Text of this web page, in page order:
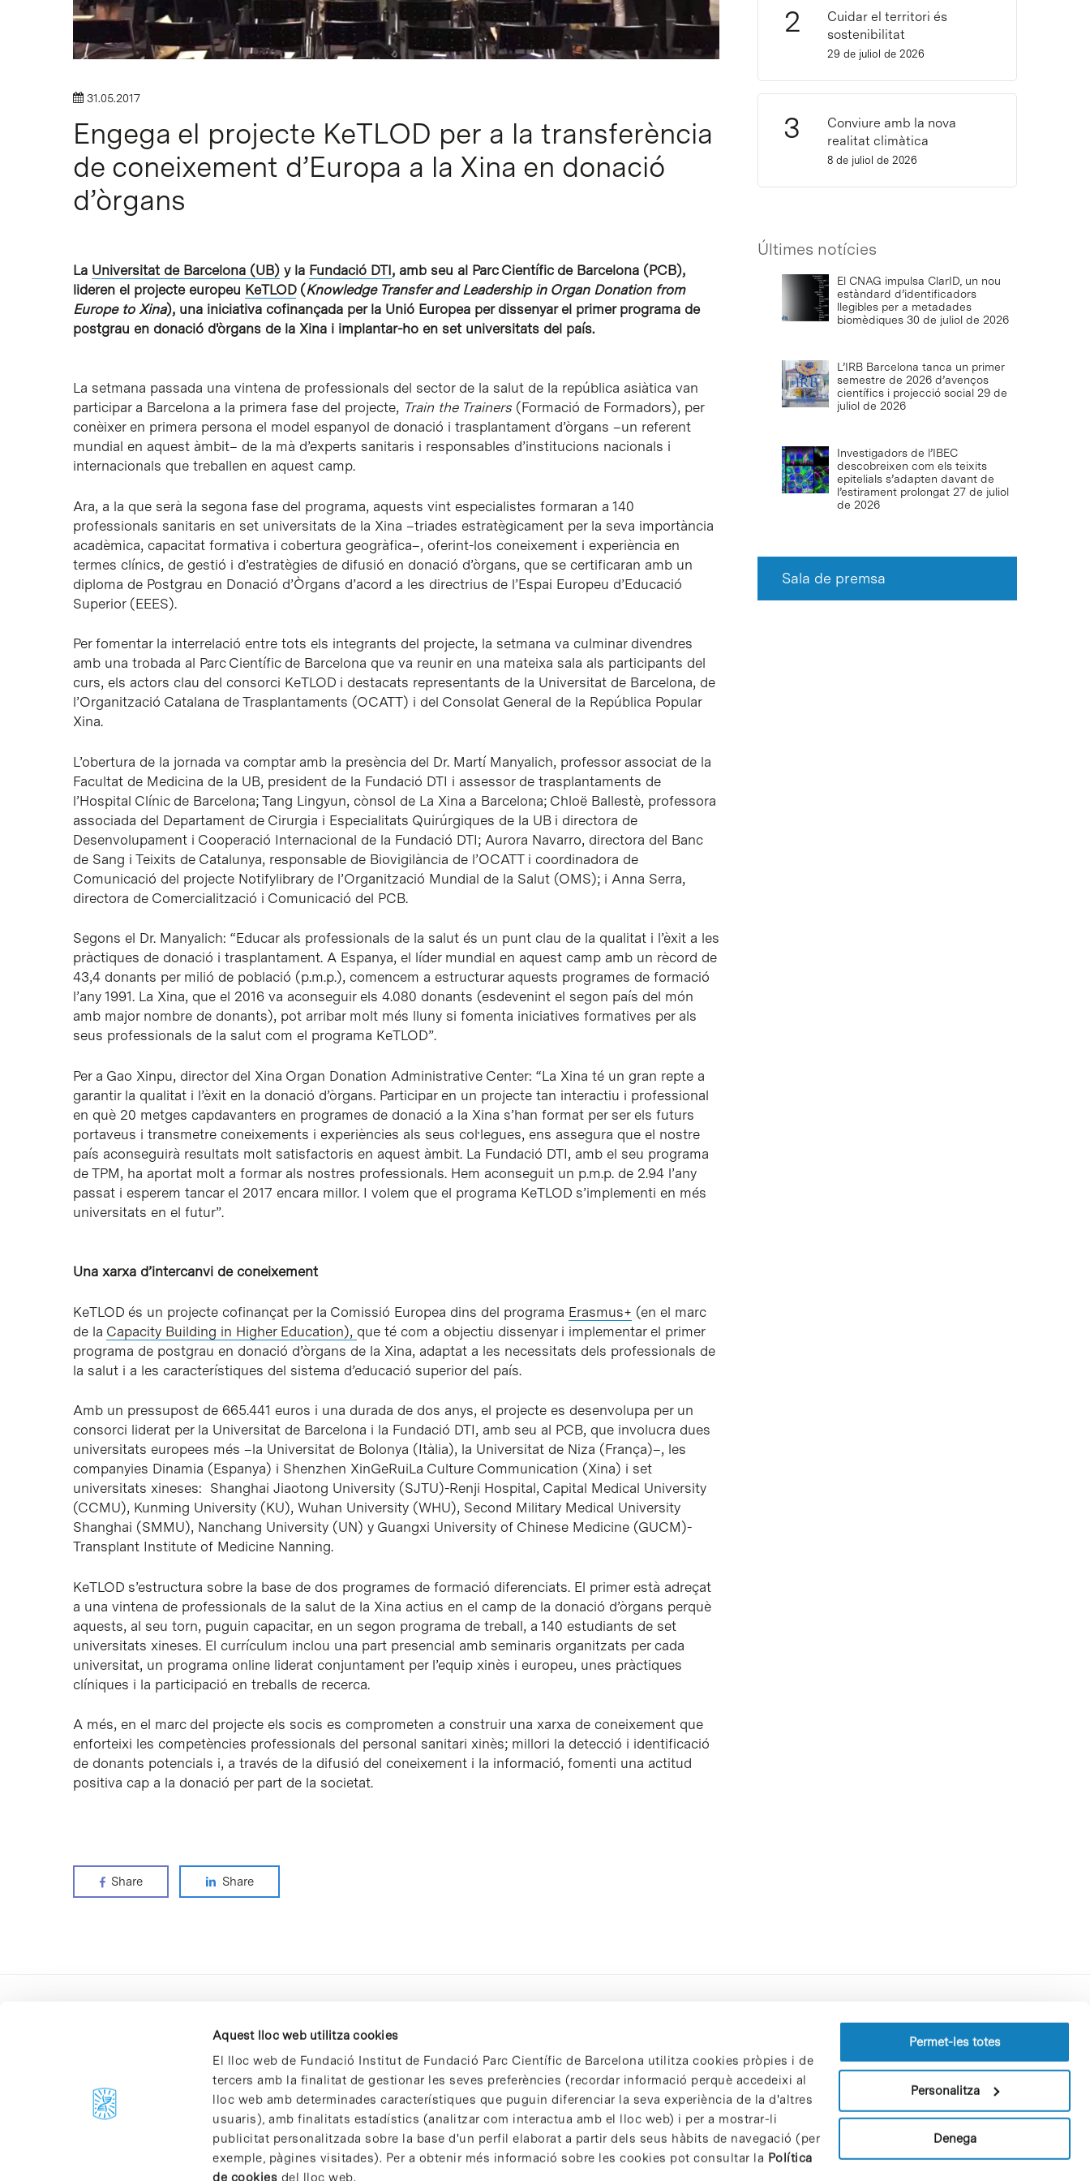
Aquest lloc web utilitza cookies
El lloc web de Fundació Institut de Fundació Parc Científic de Barcelona utilitza cookies pròpies i de
tercers amb la finalitat de gestionar les seves preferències (recordar informació perquè accedeixi al
lloc web amb determinades característiques que puguin diferenciar la seva experiència de la d'altres
usuaris), amb finalitats estadístics (analitzar com interactua amb el lloc web) i per a mostrar-li
publicitat personalitzada sobre la base d'un perfil elaborat a partir dels seus hàbits de navegació (per
exemple, pàgines visitades). Per a obtenir més informació sobre les cookies pot consultar la Política
de cookies del lloc web.
Permet-les totes
Personalitza
Denega
Intro per buscar o ESC per tancar
31.05.2017
Engega el projecte KeTLOD per a la transferència
de coneixement d’Europa a la Xina en donació
d’òrgans
La Universitat de Barcelona (UB) y la Fundació DTI, amb seu al Parc Científic de Barcelona (PCB),
lideren el projecte europeu KeTLOD(Knowledge Transfer and Leadership in Organ Donation from
Europe to Xina), una iniciativa cofinançada per la Unió Europea per dissenyar el primer programa de
postgrau en donació d'òrgans de la Xina i implantar-ho en set universitats del país.
La setmana passada una vintena de professionals del sector de la salut de la república asiàtica van
participar a Barcelona a la primera fase del projecte, Train the Trainers (Formació de Formadors), per
conèixer en primera persona el model espanyol de donació i trasplantament d’òrgans –un referent
mundial en aquest àmbit– de la mà d’experts sanitaris i responsables d’institucions nacionals i
internacionals que treballen en aquest camp.
Ara, a la que serà la segona fase del programa, aquests vint especialistes formaran a 140
professionals sanitaris en set universitats de la Xina –triades estratègicament per la seva importància
acadèmica, capacitat formativa i cobertura geogràfica–, oferint-los coneixement i experiència en
termes clínics, de gestió i d’estratègies de difusió en donació d’òrgans, que se certificaran amb un
diploma de Postgrau en Donació d’Òrgans d’acord a les directrius de l’Espai Europeu d’Educació
Superior (EEES).
Per fomentar la interrelació entre tots els integrants del projecte, la setmana va culminar divendres
amb una trobada al Parc Científic de Barcelona que va reunir en una mateixa sala als participants del
curs, els actors clau del consorci KeTLOD i destacats representants de la Universitat de Barcelona, de
l’Organització Catalana de Trasplantaments (OCATT) i del Consolat General de la República Popular
Xina.
L’obertura de la jornada va comptar amb la presència del Dr. Martí Manyalich, professor associat de la
Facultat de Medicina de la UB, president de la Fundació DTI i assessor de trasplantaments de
l’Hospital Clínic de Barcelona; Tang Lingyun, cònsol de La Xina a Barcelona; Chloë Ballestè, professora
associada del Departament de Cirurgia i Especialitats Quirúrgiques de la UB i directora de
Desenvolupament i Cooperació Internacional de la Fundació DTI; Aurora Navarro, directora del Banc
de Sang i Teixits de Catalunya, responsable de Biovigilància de l’OCATT i coordinadora de
Comunicació del projecte Notifylibrary de l’Organització Mundial de la Salut (OMS); i Anna Serra,
directora de Comercialització i Comunicació del PCB.
Segons el Dr. Manyalich: “Educar als professionals de la salut és un punt clau de la qualitat i l’èxit a les
pràctiques de donació i trasplantament. A Espanya, el líder mundial en aquest camp amb un rècord de
43,4 donants per milió de població (p.m.p.), comencem a estructurar aquests programes de formació
l’any 1991. La Xina, que el 2016 va aconseguir els 4.080 donants (esdevenint el segon país del món
amb major nombre de donants), pot arribar molt més lluny si fomenta iniciatives formatives per als
seus professionals de la salut com el programa KeTLOD”.
Per a Gao Xinpu, director del Xina Organ Donation Administrative Center: “La Xina té un gran repte a
garantir la qualitat i l’èxit en la donació d’òrgans. Participar en un projecte tan interactiu i professional
en què 20 metges capdavanters en programes de donació a la Xina s’han format per ser els futurs
portaveus i transmetre coneixements i experiències als seus col·legues, ens assegura que el nostre
país aconseguirà resultats molt satisfactoris en aquest àmbit. La Fundació DTI, amb el seu programa
de TPM, ha aportat molt a formar als nostres professionals. Hem aconseguit un p.m.p. de 2.94 l’any
passat i esperem tancar el 2017 encara millor. I volem que el programa KeTLOD s’implementi en més
universitats en el futur”.
Una xarxa d’intercanvi de coneixement
KeTLOD és un projecte cofinançat per la Comissió Europea dins del programa Erasmus+ (en el marc
de la Capacity Building in Higher Education), que té com a objectiu dissenyar i implementar el primer
programa de postgrau en donació d’òrgans de la Xina, adaptat a les necessitats dels professionals de
la salut i a les característiques del sistema d’educació superior del país.
Amb un pressupost de 665.441 euros i una durada de dos anys, el projecte es desenvolupa per un
consorci liderat per la Universitat de Barcelona i la Fundació DTI, amb seu al PCB, que involucra dues
universitats europees més –la Universitat de Bolonya (Itàlia), la Universitat de Niza (França)–, les
companyies Dinamia (Espanya) i Shenzhen XinGeRuiLa Culture Communication (Xina) i set
universitats xineses: Shanghai Jiaotong University (SJTU)-Renji Hospital, Capital Medical University
(CCMU), Kunming University (KU), Wuhan University (WHU), Second Military Medical University
Shanghai (SMMU), Nanchang University (UN) y Guangxi University of Chinese Medicine (GUCM)-
Transplant Institute of Medicine Nanning.
KeTLOD s’estructura sobre la base de dos programes de formació diferenciats. El primer està adreçat
a una vintena de professionals de la salut de la Xina actius en el camp de la donació d’òrgans perquè
aquests, al seu torn, puguin capacitar, en un segon programa de treball, a 140 estudiants de set
universitats xineses. El currículum inclou una part presencial amb seminaris organitzats per cada
universitat, un programa online liderat conjuntament per l’equip xinès i europeu, unes pràctiques
clíniques i la participació en treballs de recerca.
A més, en el marc del projecte els socis es comprometen a construir una xarxa de coneixement que
enforteixi les competències professionals del personal sanitari xinès; millori la detecció i identificació
de donants potencials i, a través de la difusió del coneixement i la informació, fomenti una actitud
positiva cap a la donació per part de la societat.
Share Share
Cuidar el territori és
sostenibilitat
29 de juliol de 2026
Conviure amb la nova
realitat climàtica
8 de juliol de 2026
Últimes notícies
El CNAG impulsa ClarID, un nou
estàndard d’identificadors
llegibles per a metadades
biomèdiques 30 de juliol de 2026
L’IRB Barcelona tanca un primer
semestre de 2026 d’avenços
científics i projecció social 29 de
juliol de 2026
Investigadors de l’IBEC
descobreixen com els teixits
epitelials s’adapten davant de
l’estirament prolongat 27 de juliol
de 2026
Sala de premsa
C/Baldiri Reixac, 4-12 i 15
Perfil del contractant
Política de privacitat
Avís Legal
Política de cookies
Patrons i patrocinadors
Borsa de treball
Contacte